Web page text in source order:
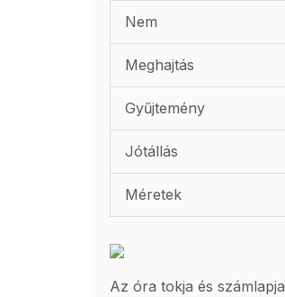
Nem
Meghajtás
Gyűjtemény
Jótállás
Méretek
Az óra tokja és számlapja